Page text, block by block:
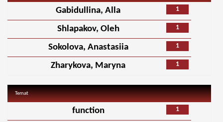
1
Gabidullina, Alla
1
Shlapakov, Oleh
1
Sokolova, Anastasiia
1
Zharykova, Maryna
Temat
1
function